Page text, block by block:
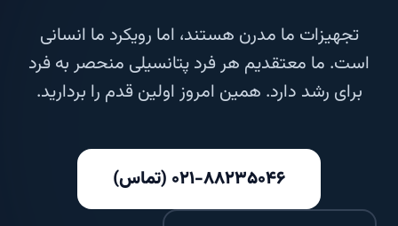
تجهیزات ما مدرن هستند، اما رویکرد ما انسانی
است. ما معتقدیم هر فرد پتانسیلی منحصر به فرد
برای رشد دارد. همین امروز اولین قدم را بردارید.
۰۲۱-۸۸۲۳۵۰۴۶ (تماس)